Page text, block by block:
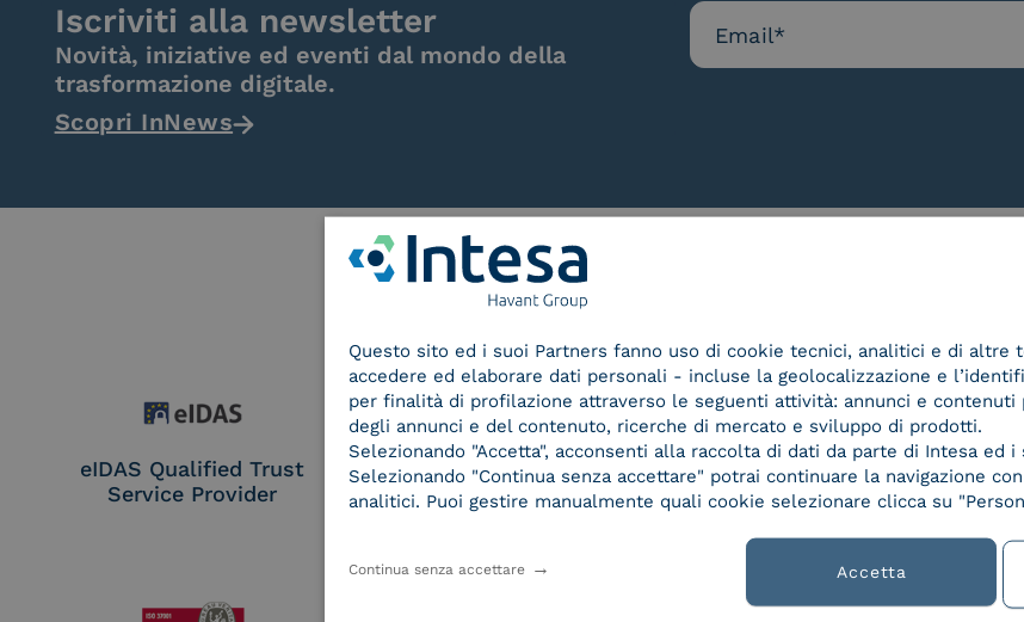
Iscriviti alla newsletter
Novità, iniziative ed eventi dal mondo della
trasformazione digitale.
Scopri InNews
eIDAS Qualified Trust
Service Provider
eIDAS Qualified Trust
Service Provider for
Remote Qualified
Seal Creation
Service Provider e
Aggregatore SPID
Questo sito ed i suoi Partners fanno uso di cookie tecnici, analitici e di altre
accedere ed elaborare dati personali - incluse la geolocalizzazione e
per finalità di profilazione attraverso le seguenti attività: annunci e contenuti
degli annunci e del contenuto, ricerche di mercato e sviluppo di prodotti.
Selezionando "Accetta", acconsenti alla raccolta di dati da parte di Intesa ed i
Selezionando "Continua senza accettare" potrai continuare la navigazione
analitici. Puoi gestire manualmente quali cookie selezionare clicca su
Accetta
Continua senza accettare